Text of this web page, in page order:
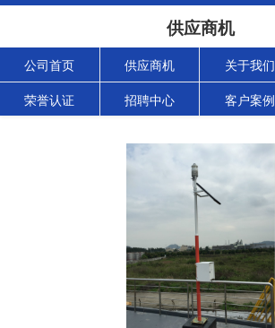
供应商机
公司首页 供应商机 关于我们
荣誉认证 招聘中心 客户案例